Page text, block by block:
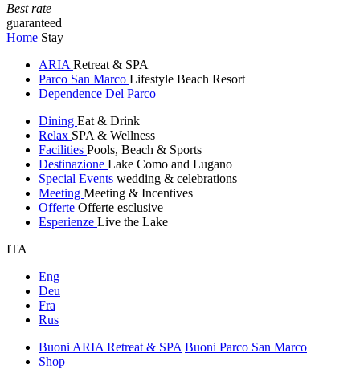
Best rate
guaranteed
Home Stay
ARIA Retreat & SPA
Parco San Marco Lifestyle Beach Resort
Dependence Del Parco
Dining Eat & Drink
Relax SPA & Wellness
Facilities Pools, Beach & Sports
Destinazione Lake Como and Lugano
Special Events wedding & celebrations
Meeting Meeting & Incentives
Offerte Offerte esclusive
Esperienze Live the Lake
ITA
Eng
Deu
Fra
Rus
Buoni ARIA Retreat & SPA Buoni Parco San Marco
Shop